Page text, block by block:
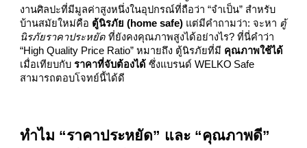
งานศิลปะที่มีมูลค่าสูงหนึ่งในอุปกรณ์ที่ถือว่า “จำเป็น” สำหรับ
บ้านสมัยใหม่คือ ตู้นิรภัย (home safe) แต่มีคำถามว่า: จะหา ตู้
นิรภัยราคาประหยัด ที่ยังคงคุณภาพสูงได้อย่างไร? ที่นี่คำว่า
“High Quality Price Ratio” หมายถึง ตู้นิรภัยที่มี คุณภาพใช้ได้
เมื่อเทียบกับราคาที่จับต้องได้ ซึ่งแบรนด์ WELKO Safe
สามารถตอบโจทย์นี้ได้ดี
ทำไม “ราคาประหยัด” และ “คุณภาพดี”